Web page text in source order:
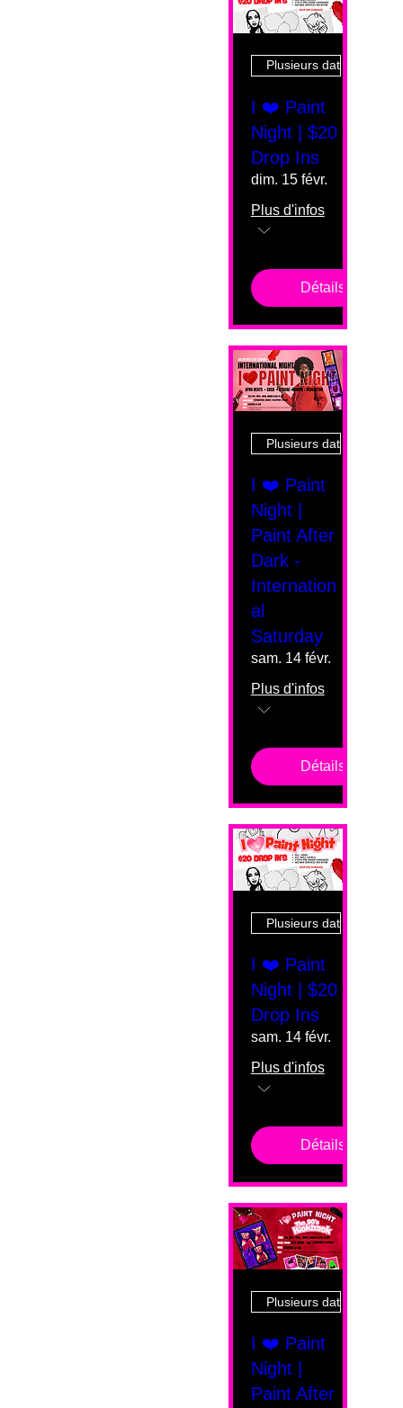
Plusieurs dates
I ❤️ Paint
Night | $20
Drop Ins
dim. 15 févr.
Plus d'infos
Détails
Plusieurs dates
I ❤️ Paint
Night |
Paint After
Dark -
Internation
al
Saturday
sam. 14 févr.
Plus d'infos
Détails
Plusieurs dates
I ❤️ Paint
Night | $20
Drop Ins
sam. 14 févr.
Plus d'infos
Détails
Plusieurs dates
I ❤️ Paint
Night |
Paint After